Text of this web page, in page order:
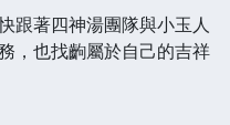
著四神湯團隊與小玉人
，也找齣屬於自己的吉祥